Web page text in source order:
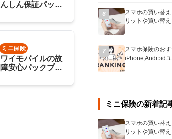
んしん保証パック
スマホ保険と比較
ミニ保険
ワイモバイルの故
障安心パックプラ
Apple Care+と比
6
スマホの買い替
リットや買い替
7
スマホ保険のお
iPhone,Androidユ
ミニ保険の新着記
スマホの買い替
リットや買い替